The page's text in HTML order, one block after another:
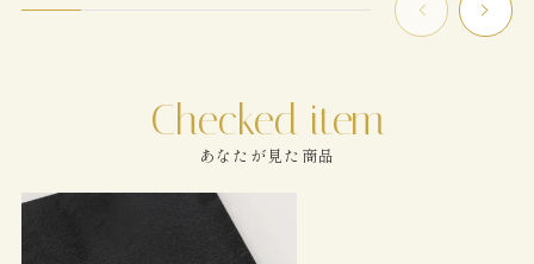
あなたが見た商品